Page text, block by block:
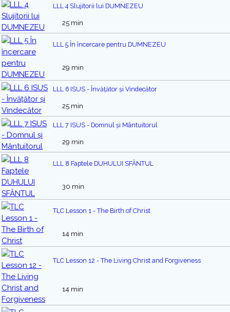
LLL 4 Slujitorii lui DUMNEZEU
25 min
LLL 5 În încercare pentru DUMNEZEU
29 min
LLL 6 ISUS - Învățător și Vindecător
25 min
LLL 7 ISUS - Domnul și Mântuitorul
29 min
LLL 8 Faptele DUHULUI SFÂNTUL
30 min
TLC Lesson 1 - The Birth of Christ
14 min
TLC Lesson 12 - The Living Christ and Forgiveness
14 min